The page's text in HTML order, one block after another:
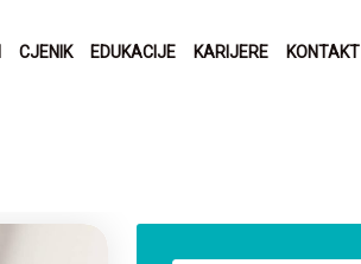
CJENIK EDUKACIJE KARIJERE KONTAKT